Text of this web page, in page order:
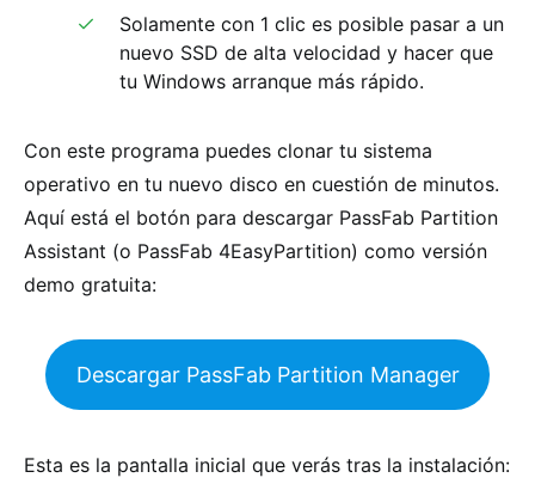
Solamente con 1 clic es posible pasar a un
nuevo SSD de alta velocidad y hacer que
tu Windows arranque más rápido.
Con este programa puedes clonar tu sistema
operativo en tu nuevo disco en cuestión de minutos.
Aquí está el botón para descargar PassFab Partition
Assistant (o PassFab 4EasyPartition) como versión
demo gratuita:
Descargar PassFab Partition Manager
Esta es la pantalla inicial que verás tras la instalación: